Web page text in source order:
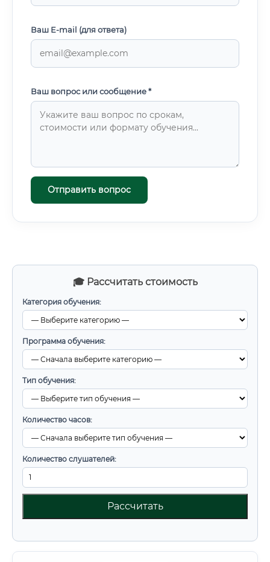
🎓 Рассчитать стоимость
Категория обучения:
Программа обучения:
Тип обучения:
Количество часов:
Количество слушателей:
Рассчитать
Ваш E-mail (для ответа)
Ваш вопрос или сообщение *
Отправить вопрос